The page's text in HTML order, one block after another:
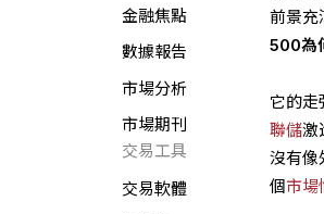
金融焦點
數據報告
市場分析
市場期刊
交易工具
交易軟體
前景充
500為
它的走
聯儲激
沒有像
個市場